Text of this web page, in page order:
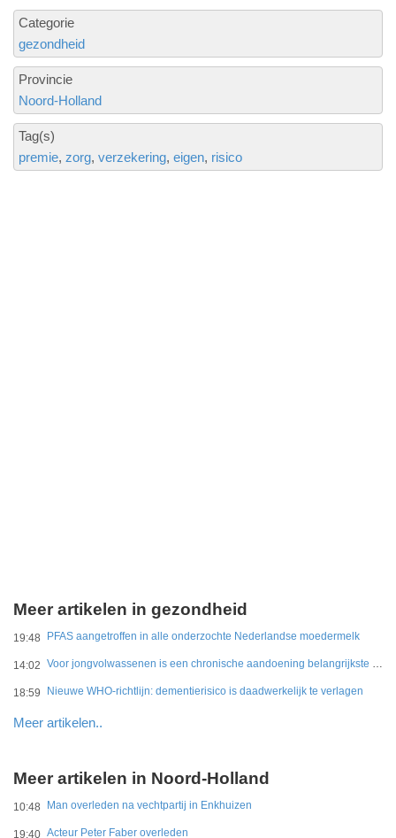
Categorie
gezondheid
Provincie
Noord-Holland
Tag(s)
premie zorg verzekering eigen risico
Meer artikelen in gezondheid
19:48 PFAS aangetroffen in alle onderzochte Nederlandse moedermelk
14:02 Voor jongvolwassenen is een chronische aandoening belangrijkste belemmering
18:59 Nieuwe WHO-richtlijn: dementierisico is daadwerkelijk te verlagen
Meer artikelen..
Meer artikelen in Noord-Holland
10:48 Man overleden na vechtpartij in Enkhuizen
19:40 Acteur Peter Faber overleden